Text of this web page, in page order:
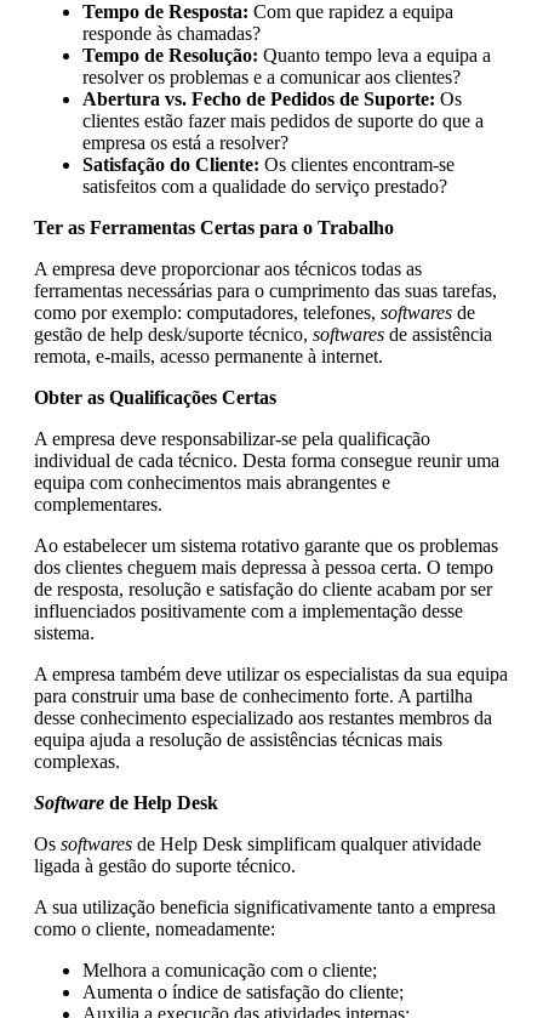
Tempo de Resposta: Com que rapidez a equipa
responde às chamadas?
Tempo de Resolução: Quanto tempo leva a equipa a
resolver os problemas e a comunicar aos clientes?
Abertura vs. Fecho de Pedidos de Suporte: Os
clientes estão fazer mais pedidos de suporte do que a
empresa os está a resolver?
Satisfação do Cliente: Os clientes encontram-se
satisfeitos com a qualidade do serviço prestado?
Ter as Ferramentas Certas para o Trabalho
A empresa deve proporcionar aos técnicos todas as
ferramentas necessárias para o cumprimento das suas tarefas,
como por exemplo: computadores, telefones, softwares de
gestão de help desk/suporte técnico, softwares de assistência
remota, e-mails, acesso permanente à internet.
Obter as Qualificações Certas
A empresa deve responsabilizar-se pela qualificação
individual de cada técnico. Desta forma consegue reunir uma
equipa com conhecimentos mais abrangentes e
complementares.
Ao estabelecer um sistema rotativo garante que os problemas
dos clientes cheguem mais depressa à pessoa certa. O tempo
de resposta, resolução e satisfação do cliente acabam por ser
influenciados positivamente com a implementação desse
sistema.
A empresa também deve utilizar os especialistas da sua equipa
para construir uma base de conhecimento forte. A partilha
desse conhecimento especializado aos restantes membros da
equipa ajuda a resolução de assistências técnicas mais
complexas.
Software de Help Desk
Os softwares de Help Desk simplificam qualquer atividade
ligada à gestão do suporte técnico.
A sua utilização beneficia significativamente tanto a empresa
como o cliente, nomeadamente:
Melhora a comunicação com o cliente;
Aumenta o índice de satisfação do cliente;
Auxilia a execução das atividades internas;